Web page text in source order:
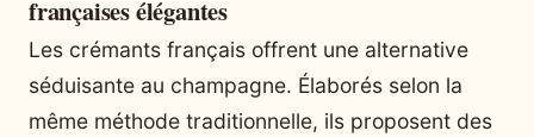
françaises élégantes
Les crémants français offrent une alternative
séduisante au champagne. Élaborés selon la
même méthode traditionnelle, ils proposent des